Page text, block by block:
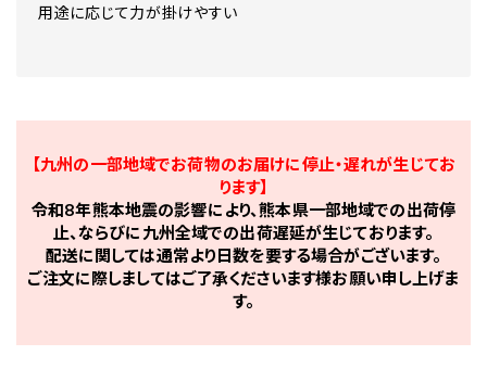
用途に応じて力が掛けやすい
【九州の一部地域でお荷物のお届けに停止・遅れが生じてお
ります】
令和8年熊本地震の影響により、熊本県一部地域での出荷停
止、ならびに九州全域での出荷遅延が生じております。
配送に関しては通常より日数を要する場合がございます。
ご注文に際しましてはご了承くださいます様お願い申し上げま
す。